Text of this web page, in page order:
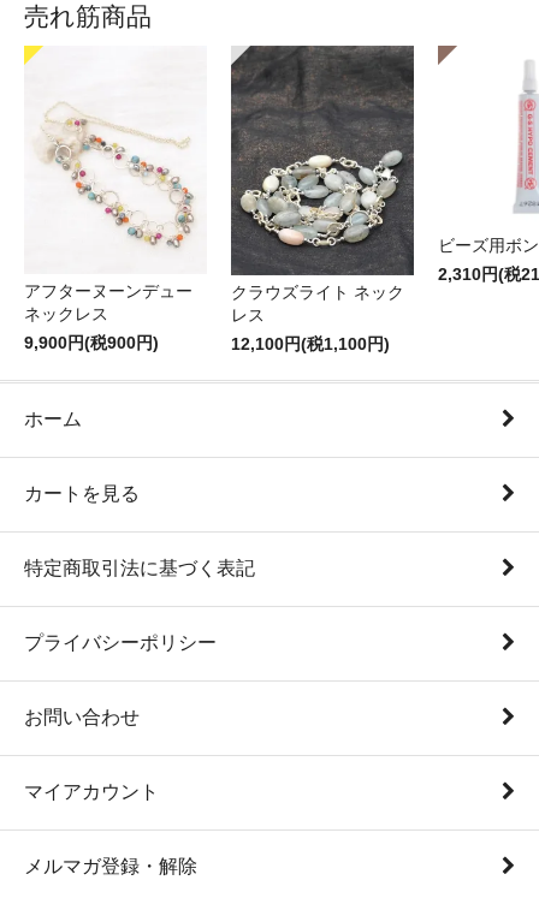
売れ筋商品
アフターヌーンデュー
ネックレス
9,900円(税900円)
クラウズライト ネック
レス
12,100円(税1,100円)
ビーズ用ボ
2,310円(税
ホーム
カートを見る
特定商取引法に基づく表記
プライバシーポリシー
お問い合わせ
マイアカウント
メルマガ登録・解除